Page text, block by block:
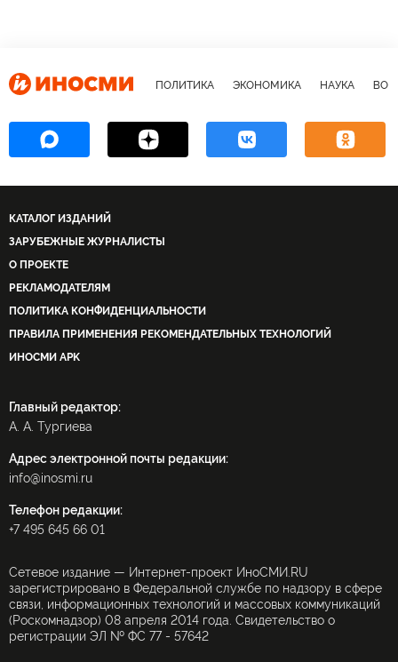
ПОЛИТИКА ЭКОНОМИКА НАУКА
КАТАЛОГ ИЗДАНИЙ
ЗАРУБЕЖНЫЕ ЖУРНАЛИСТЫ
О ПРОЕКТЕ
РЕКЛАМОДАТЕЛЯМ
ПОЛИТИКА КОНФИДЕНЦИАЛЬНОСТИ
ПРАВИЛА ПРИМЕНЕНИЯ РЕКОМЕНДАТЕЛЬНЫХ ТЕХНОЛОГИЙ
ИНОСМИ APK
Главный редактор:
А. А. Тургиева
Адрес электронной почты редакции:
info@inosmi.ru
Телефон редакции:
+7 495 645 66 01
Сетевое издание — Интернет-проект ИноСМИ.RU
зарегистрировано в Федеральной службе по надзору в сфере
связи, информационных технологий и массовых коммуникаций
(Роскомнадзор) 08 апреля 2014 года. Свидетельство о
регистрации ЭЛ № ФС 77 - 57642